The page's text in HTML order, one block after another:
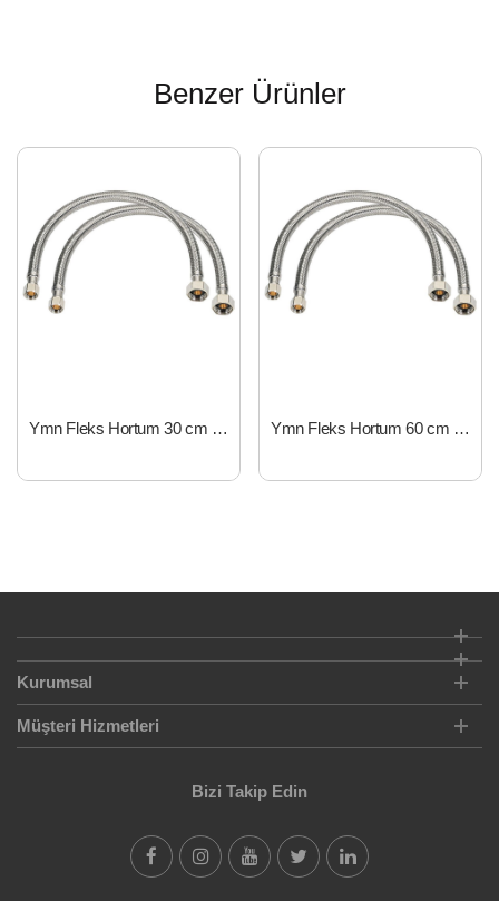
Benzer Ürünler
Ymn Fleks Hortum 30 cm 3/8-3/8 Ymn Fleks Hortum 60 cm 3/8-3/8
Kurumsal
Müşteri Hizmetleri
Bizi Takip Edin